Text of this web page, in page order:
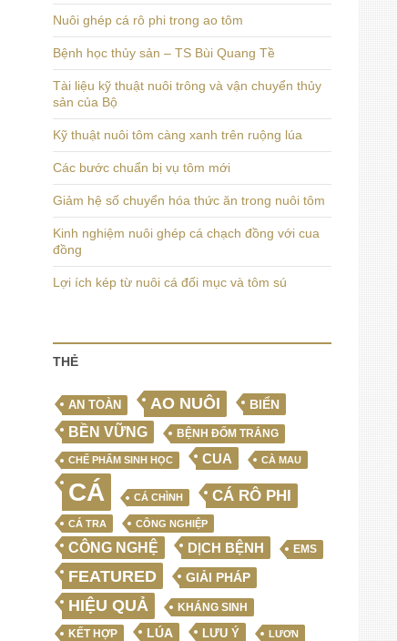
Nuôi ghép cá rô phi trong ao tôm
Bệnh học thủy sản – TS Bùi Quang Tề
Tài liệu kỹ thuật nuôi trông và vận chuyển thủy
sản của Bộ
Kỹ thuật nuôi tôm càng xanh trên ruộng lúa
Các bước chuẩn bị vụ tôm mới
Giảm hệ số chuyển hóa thức ăn trong nuôi tôm
Kinh nghiệm nuôi ghép cá chạch đồng với cua
đồng
Lợi ích kép từ nuôi cá đối mục và tôm sú
THẺ
AN TOÀN AO NUÔI BIỂN
BỀN VỮNG BỆNH ĐỐM TRẮNG
CHẾ PHẨM SINH HỌC CUA CÀ MAU
CÁ CÁ CHÌNH CÁ RÔ PHI
CÁ TRA CÔNG NGHIỆP
CÔNG NGHỆ DỊCH BỆNH EMS
FEATURED GIẢI PHÁP
HIỆU QUẢ KHÁNG SINH
KẾT HỢP LÚA LƯU Ý LƯƠN